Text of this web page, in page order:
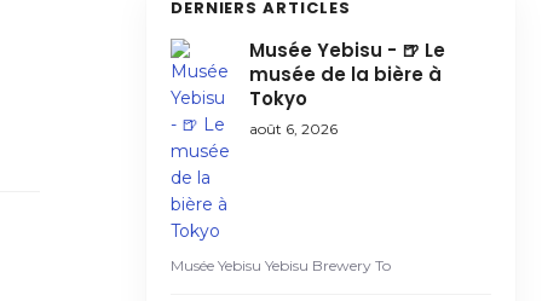
DERNIERS ARTICLES
Musée Yebisu - 🍺 Le
musée de la bière à
Tokyo
août 6, 2026
Musée Yebisu Yebisu Brewery To